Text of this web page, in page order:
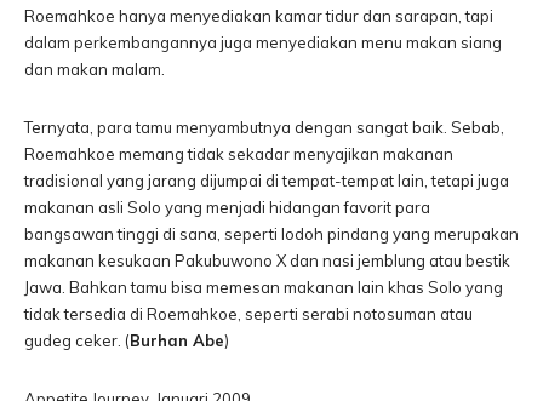
Roemahkoe hanya menyediakan kamar tidur dan sarapan, tapi
dalam perkembangannya juga menyediakan menu makan siang
dan makan malam.
Ternyata, para tamu menyambutnya dengan sangat baik. Sebab,
Roemahkoe memang tidak sekadar menyajikan makanan
tradisional yang jarang dijumpai di tempat-tempat lain, tetapi juga
makanan asli Solo yang menjadi hidangan favorit para
bangsawan tinggi di sana, seperti lodoh pindang yang merupakan
makanan kesukaan Pakubuwono X dan nasi jemblung atau bestik
Jawa. Bahkan tamu bisa memesan makanan lain khas Solo yang
tidak tersedia di Roemahkoe, seperti serabi notosuman atau
gudeg ceker. (Burhan Abe)